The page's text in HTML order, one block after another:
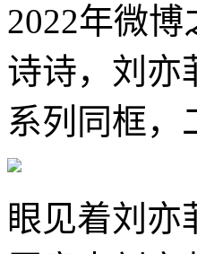
2022年微
诗诗，刘亦
系列同框，
眼见着刘亦